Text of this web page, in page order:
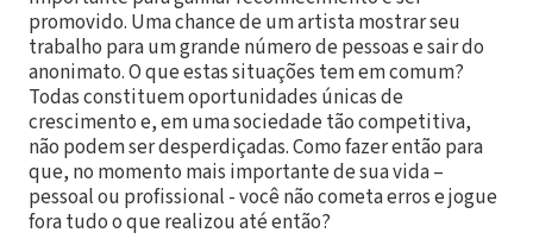
promovido. Uma chance de um artista mostrar seu
trabalho para um grande número de pessoas e sair do
anonimato. O que estas situações tem em comum?
Todas constituem oportunidades únicas de
crescimento e, em uma sociedade tão competitiva,
não podem ser desperdiçadas. Como fazer então para
que, no momento mais importante de sua vida –
pessoal ou profissional - você não cometa erros e jogue
fora tudo o que realizou até então?